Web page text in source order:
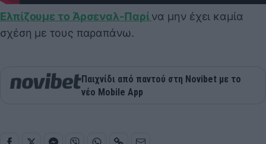
Ελπίζουμε το Άρσεναλ-Παρί να μην έχει καμία
σχέση με τους παραπάνω.
Παιχνίδι από παντού στη Novibet με το
νέο Mobile App